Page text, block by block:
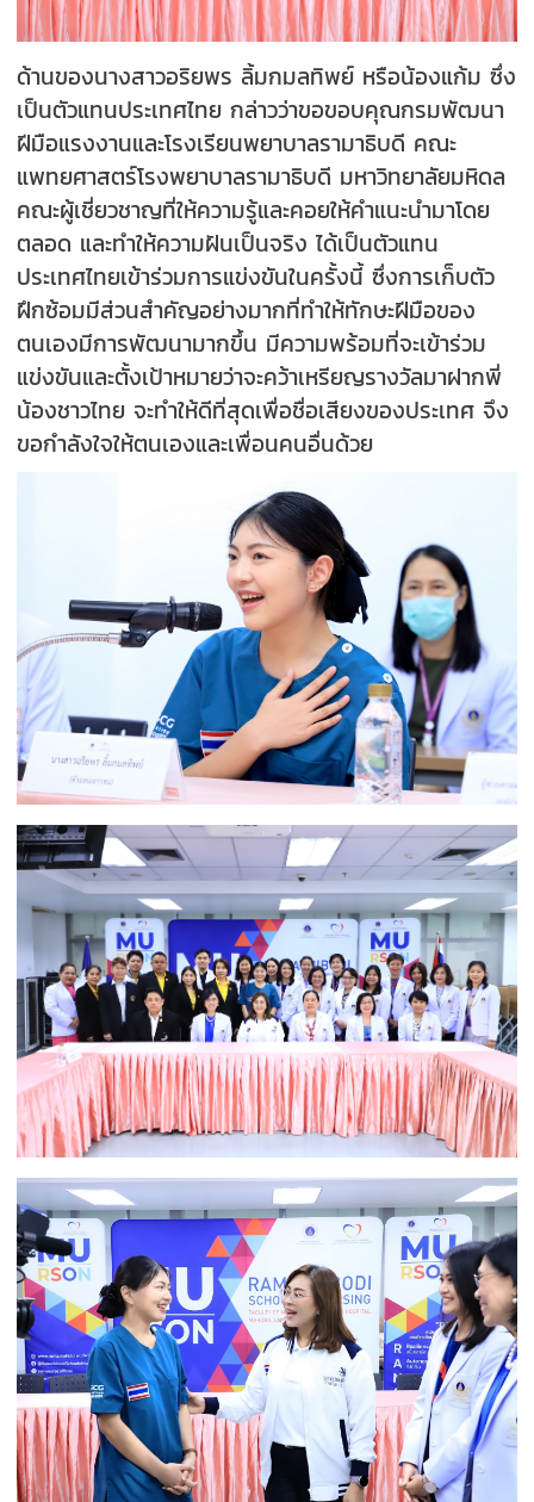
ด้านของนางสาวอริยพร ลิ้มกมลทิพย์ หรือน้องแก้ม ซึ่ง
เป็นตัวแทนประเทศไทย กล่าวว่าขอขอบคุณกรมพัฒนา
ฝีมือแรงงานและโรงเรียนพยาบาลรามาธิบดี คณะ
แพทยศาสตร์โรงพยาบาลรามาธิบดี มหาวิทยาลัยมหิดล
คณะผู้เชี่ยวชาญที่ให้ความรู้และคอยให้คำแนะนำมาโดย
ตลอด และทำให้ความฝันเป็นจริง ได้เป็นตัวแทน
ประเทศไทยเข้าร่วมการแข่งขันในครั้งนี้ ซึ่งการเก็บตัว
ฝึกซ้อมมีส่วนสำคัญอย่างมากที่ทำให้ทักษะฝีมือของ
ตนเองมีการพัฒนามากขึ้น มีความพร้อมที่จะเข้าร่วม
แข่งขันและตั้งเป้าหมายว่าจะคว้าเหรียญรางวัลมาฝากพี่
น้องชาวไทย จะทำให้ดีที่สุดเพื่อชื่อเสียงของประเทศ จึง
ขอกำลังใจให้ตนเองและเพื่อนคนอื่นด้วย